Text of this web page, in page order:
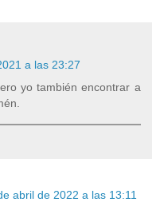
a las 23:27
yo también encontrar a
abril de 2022 a las 13:11